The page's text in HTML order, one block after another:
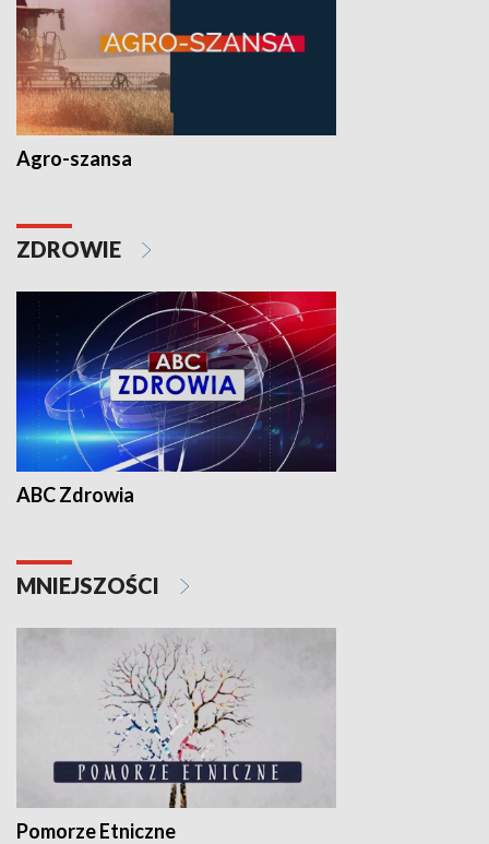
Agro-szansa
ZDROWIE
ABC Zdrowia
MNIEJSZOŚCI
Pomorze Etniczne